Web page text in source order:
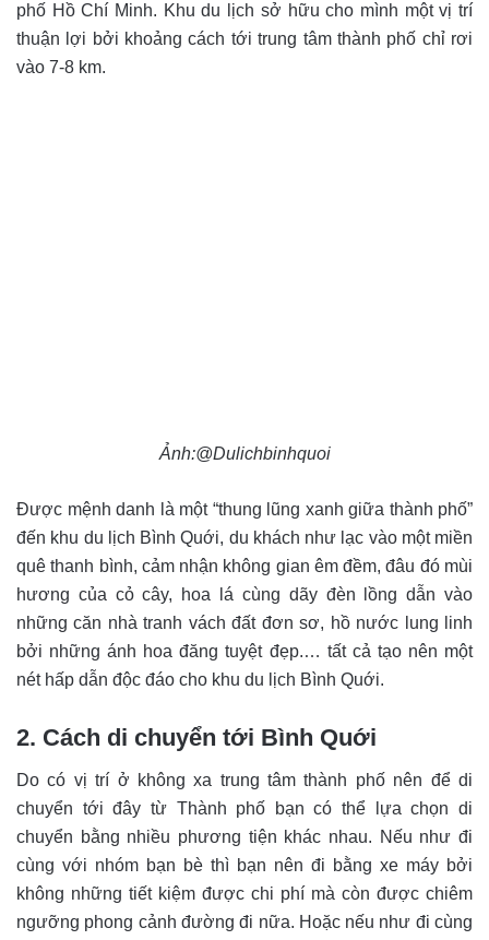
phố Hồ Chí Minh. Khu du lịch sở hữu cho mình một vị trí
thuận lợi bởi khoảng cách tới trung tâm thành phố chỉ rơi
vào 7-8 km.
Ảnh:@Dulichbinhquoi
Được mệnh danh là một “thung lũng xanh giữa thành phố”
đến khu du lịch Bình Quới, du khách như lạc vào một miền
quê thanh bình, cảm nhận không gian êm đềm, đâu đó mùi
hương của cỏ cây, hoa lá cùng dãy đèn lồng dẫn vào
những căn nhà tranh vách đất đơn sơ, hồ nước lung linh
bởi những ánh hoa đăng tuyệt đẹp.… tất cả tạo nên một
nét hấp dẫn độc đáo cho khu du lịch Bình Quới.
2. Cách di chuyển tới Bình Quới
Do có vị trí ở không xa trung tâm thành phố nên để di
chuyển tới đây từ Thành phố bạn có thể lựa chọn di
chuyển bằng nhiều phương tiện khác nhau. Nếu như đi
cùng với nhóm bạn bè thì bạn nên đi bằng xe máy bởi
không những tiết kiệm được chi phí mà còn được chiêm
ngưỡng phong cảnh đường đi nữa. Hoặc nếu như đi cùng